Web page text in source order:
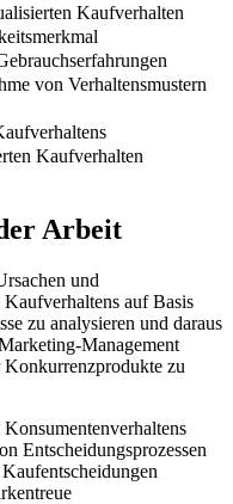
Kaufverhalten
von Verhaltensmustern
Kaufverhalten
Arbeit
und
auf Basis
zu analysieren und daraus
Management
zu
Entscheidungsprozessen